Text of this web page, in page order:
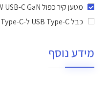
מטען קיר כפול 20W USB-C GaN
כבל USB Type-C ל-USB Type-C
מידע נוסף